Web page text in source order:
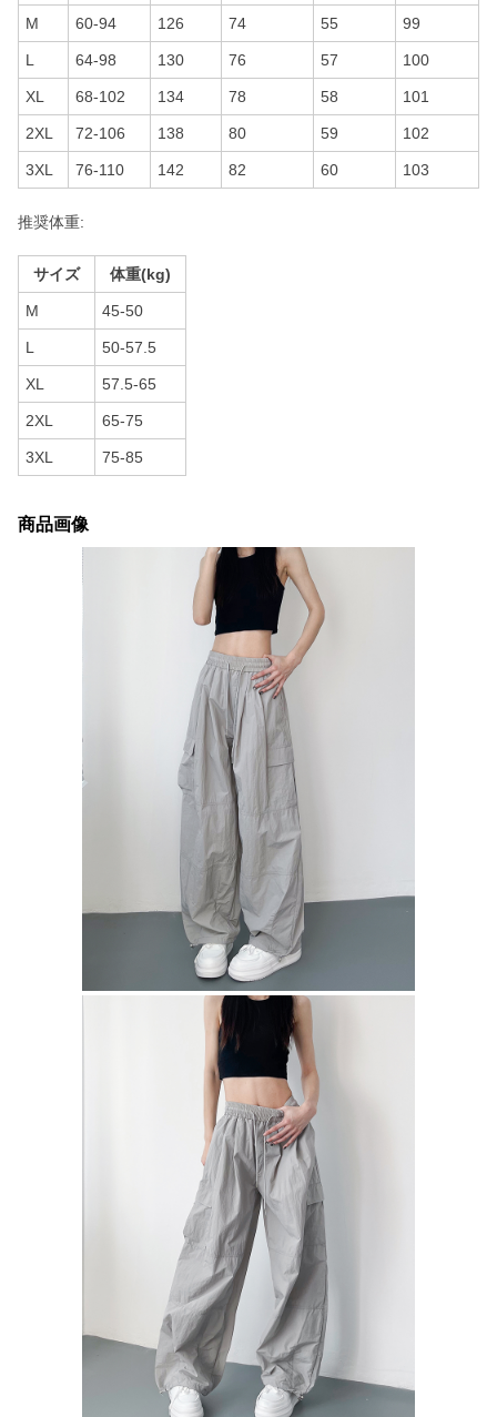
M 60-94 126 74 55 99
L 64-98 130 76 57 100
XL 68-102 134 78 58 101
2XL 72-106 138 80 59 102
3XL 76-110 142 82 60 103
推奨体重:
サイズ 体重(kg)
M 45-50
L 50-57.5
XL 57.5-65
2XL 65-75
3XL 75-85
商品画像